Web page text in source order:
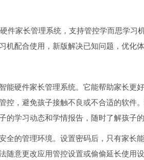
件家长管理系统，支持管控学而思学习
机配合使用，新版解决已知问题，优化体
能硬件家长管理系统。它能帮助家长更
控，避免孩子接触不良或不合适的软件
的学习动态和学情报告，随时了解孩子的
全的管理环境。设置密码后，只有家长
随意更改应用管控设置或偷偷延长使用